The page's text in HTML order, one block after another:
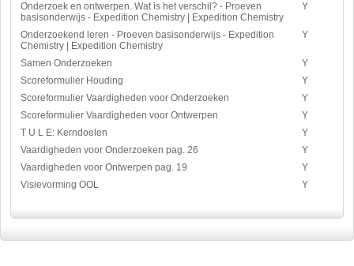
Onderzoek en ontwerpen. Wat is het verschil? - Proeven
basisonderwijs - Expedition Chemistry | Expedition Chemistry
Y
Onderzoekend leren - Proeven basisonderwijs - Expedition
Chemistry | Expedition Chemistry
Y
Samen Onderzoeken
Y
Scoreformulier Houding
Y
Scoreformulier Vaardigheden voor Onderzoeken
Y
Scoreformulier Vaardigheden voor Ontwerpen
Y
T U L E: Kerndoelen
Y
Vaardigheden voor Onderzoeken pag. 26
Y
Vaardigheden voor Ontwerpen pag. 19
Y
Visievorming OOL
Y